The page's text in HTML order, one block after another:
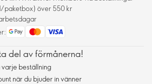
paketbox) över 550 kr
del av förmånerna!
beställning
när du bjuder in vänner